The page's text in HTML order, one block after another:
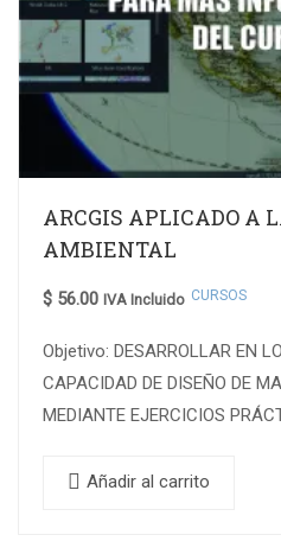
ARCGIS APLICADO A
AMBIENTAL
$ 56.00 IVA Incluido CURSOS
Objetivo: DESARROLLAR EN
CAPACIDAD DE DISEÑO DE
MEDIANTE EJERCICIOS
PROBLEMAS
Añadir al carrito